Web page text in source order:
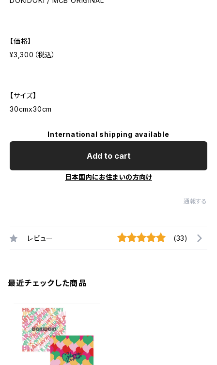
【価格】
¥3,300（税込）
【サイズ】
30cmx30cm
International shipping available
Add to cart
日本国内にお住まいの方向け
通報する
レビュー (33)
最近チェックした商品